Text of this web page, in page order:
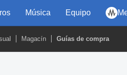
Música Equipo
Magacín Guías de compra